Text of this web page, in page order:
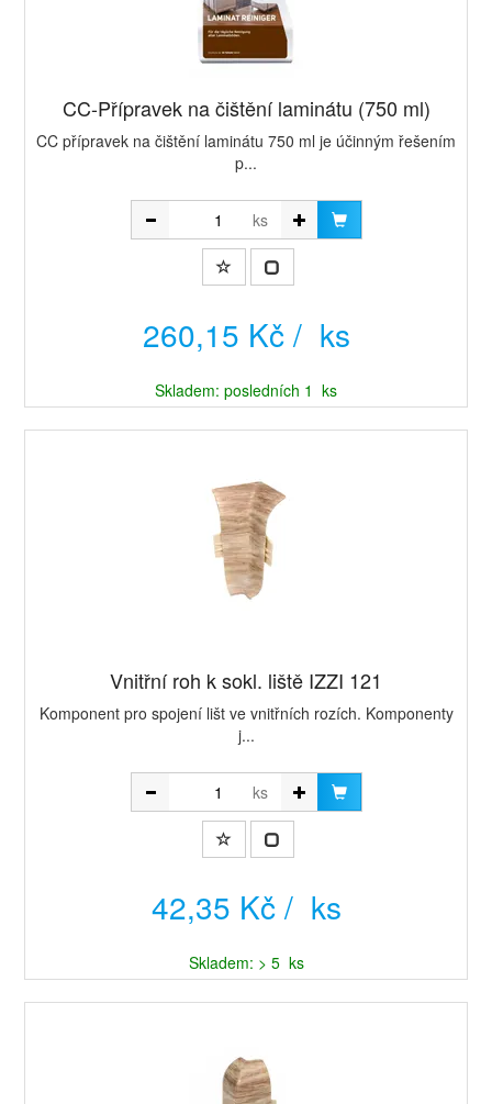
CC-Přípravek na čištění laminátu (750 ml)
CC přípravek na čištění laminátu 750 ml je účinným řešením
p...
ks
260,15 Kč / ks
Skladem: posledních 1 ks
Vnitřní roh k sokl. liště IZZI 121
Komponent pro spojení lišt ve vnitřních rozích. Komponenty
j...
ks
42,35 Kč / ks
Skladem: > 5 ks